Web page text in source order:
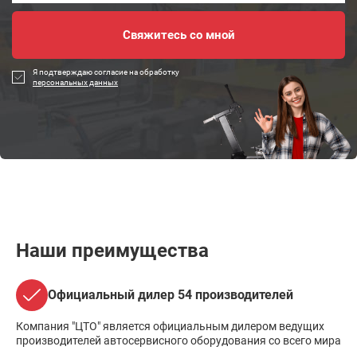
Я подтверждаю согласие на обработку
персональных данных
Наши преимущества
Официальный дилер 54 производителей
Компания "ЦТО" является официальным дилером ведущих
производителей автосервисного оборудования со всего мира